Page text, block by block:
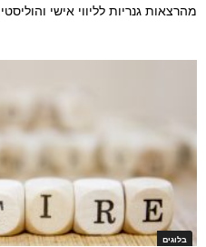
מהרצאות גנריות לליווי אישי
בלוגים